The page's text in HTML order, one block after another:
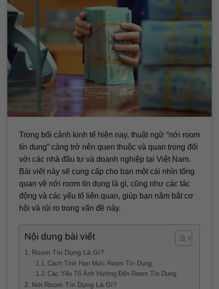
Trong bối cảnh kinh tế hiện nay, thuật ngữ “nới room
tín dụng” càng trở nên quen thuộc và quan trọng đối
với các nhà đầu tư và doanh nghiệp tại Việt Nam.
Bài viết này sẽ cung cấp cho bạn một cái nhìn tổng
quan về nới room tín dụng là gì, cũng như các tác
động và các yếu tố liên quan, giúp bạn nắm bắt cơ
hội và rủi ro trong vấn đề này.
Nội dung bài viết
Room Tín Dụng Là Gì?
Cách Tính Hạn Mức Room Tín Dụng:
Các Yếu Tố Ảnh Hưởng Đến Room Tín Dụng:
Nới Room Tín Dụng Là Gì?